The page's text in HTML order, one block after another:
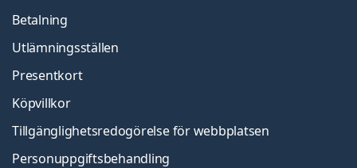
Betalning
Utlämningsställen
Presentkort
Köpvillkor
Tillgänglighetsredogörelse för webbplatsen
Personuppgiftsbehandling